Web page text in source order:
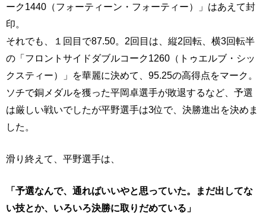
ーク1440（フォーティーン・フォーティー）」はあえて封
印。
それでも、１回目で87.50。2回目は、縦2回転、横3回転半
の「フロントサイドダブルコーク1260（トゥエルブ・シッ
クスティー）」を華麗に決めて、95.25の高得点をマーク。
ソチで銅メダルを獲った平岡卓選手が敗退するなど、予選
は厳しい戦いでしたが平野選手は3位で、決勝進出を決めま
した。
滑り終えて、平野選手は、
「予選なんで、通ればいいやと思っていた。まだ出してな
い技とか、いろいろ決勝に取りだめている」